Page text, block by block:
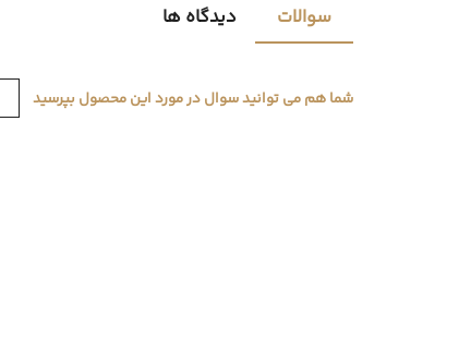
سوالات دیدگاه ها
شما هم می توانید سوال در مورد این محصول بپرسید